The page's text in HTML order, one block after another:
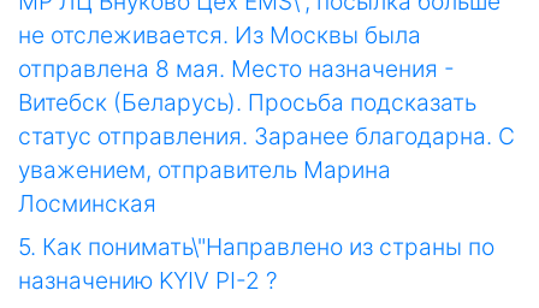
не отслеживается. Из Москвы была
отправлена 8 мая. Место назначения -
Витебск (Беларусь). Просьба подсказать
статус отправления. Заранее благодарна. С
уважением, отправитель Марина
Лосминская
5. Как понимать\"Направлено из страны по
назначению KYIV PI-2 ?